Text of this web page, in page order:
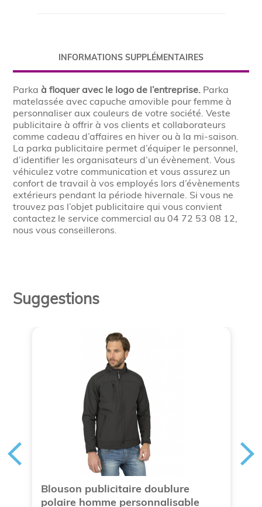
INFORMATIONS SUPPLÉMENTAIRES
Parka à floquer avec le logo de l’entreprise. Parka
matelassée avec capuche amovible pour femme à
personnaliser aux couleurs de votre société. Veste
publicitaire à offrir à vos clients et collaborateurs
comme cadeau d’affaires en hiver ou à la mi-saison.
La parka publicitaire permet d’équiper le personnel,
d’identifier les organisateurs d’un évènement. Vous
véhiculez votre communication et vous assurez un
confort de travail à vos employés lors d’évènements
extérieurs pendant la période hivernale. Si vous ne
trouvez pas l’objet publicitaire qui vous convient
contactez le service commercial au 04 72 53 08 12,
nous vous conseillerons.
Suggestions
Blouson publicitaire doublure
polaire homme personnalisable